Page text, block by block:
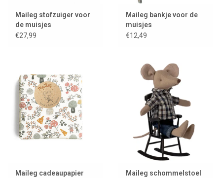
Maileg stofzuiger voor
de muisjes
€27,99
Maileg bankje voor de
muisjes
€12,49
Maileg cadeaupapier
Maileg schommelstoel